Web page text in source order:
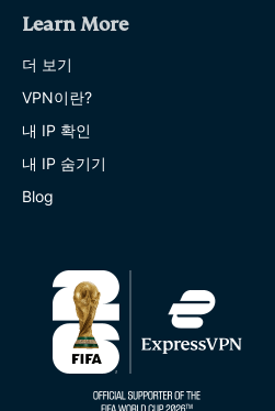
Learn More
더 보기
VPN이란?
내 IP 확인
내 IP 숨기기
Blog